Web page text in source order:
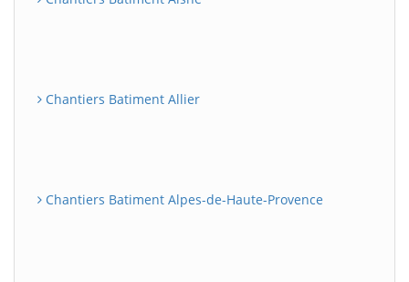
Chantiers Batiment Allier
Chantiers Batiment Alpes-de-Haute-Provence